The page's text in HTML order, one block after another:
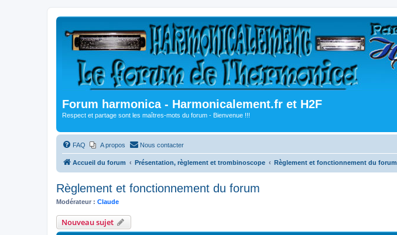
Forum harmonica - Harmonicalement.fr et H2F
Respect et partage sont les maîtres-mots du forum - Bienvenue !!!
FAQ A propos Nous contacter
Accueil du forum Présentation, règlement et trombinoscope Règlement et fonctionnement du forum
Règlement et fonctionnement du forum
Modérateur : Claude
Nouveau sujet